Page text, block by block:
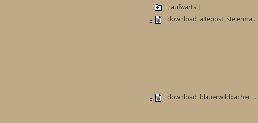
[ aufwärts ]
download_altepost_steierma...
download_blauerwildbacher_...